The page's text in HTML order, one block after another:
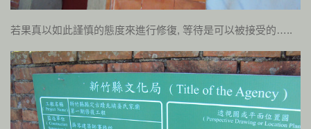
若果真以如此謹慎的態度來進行修復, 等待是可以被接受的…..